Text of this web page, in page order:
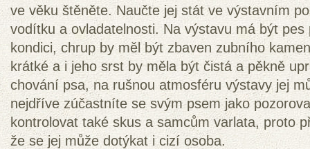
ve věku štěněte. Naučte jej stát ve výstavním
vodítku a ovladatelnosti. Na výstavu má být
kondici, chrup by měl být zbaven zubního
krátké a i jeho srst by měla být čistá a pěkně
chování psa, na rušnou atmosféru výstavy jej
nejdříve zúčastníte se svým psem jako
kontrolovat také skus a samcům varlata, proto
že se jej může dotýkat i cizí osoba.